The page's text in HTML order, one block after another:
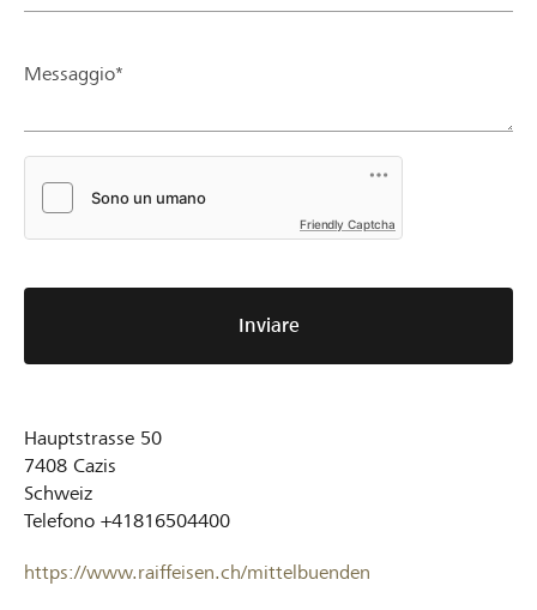
Messaggio*
Friendly Captcha
Inviare
Hauptstrasse 50
7408 Cazis
Schweiz
Telefono +41816504400
https://www.raiffeisen.ch/mittelbuenden